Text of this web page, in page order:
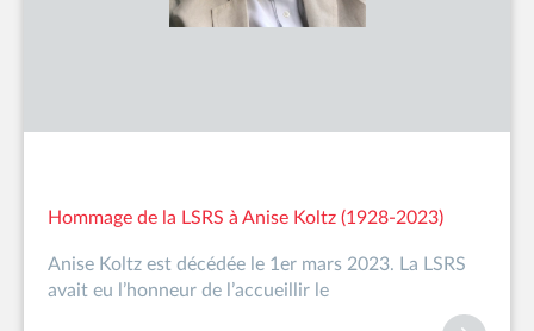
Hommage de la LSRS à Anise Koltz (1928-2023)
Anise Koltz est décédée le 1er mars 2023. La LSRS
avait eu l’honneur de l’accueillir le